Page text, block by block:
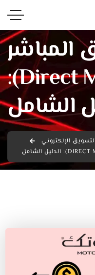
المباشر
(Direct Marketing):
الشامل
الإلكتروني